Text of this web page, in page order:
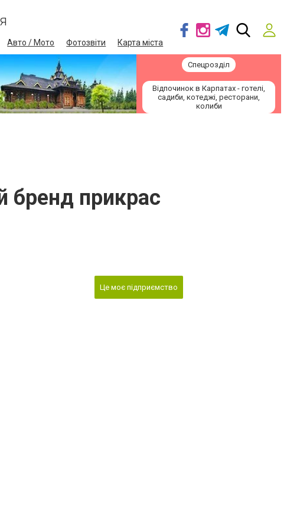
Авто / Мото Фотозвіти Карта міста
Спецрозділ
Відпочинок в Карпатах - готелі,
садиби, котеджі, ресторани,
колиби
бренд прикрас
Це моє підприємство